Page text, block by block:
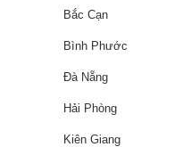
Bắc Cạn
Bình Phước
Đà Nẵng
Hải Phòng
Kiên Giang